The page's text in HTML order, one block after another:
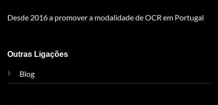
Desde 2016 a promover a modalidade de OCR em Portugal
Outras Ligações
Blog